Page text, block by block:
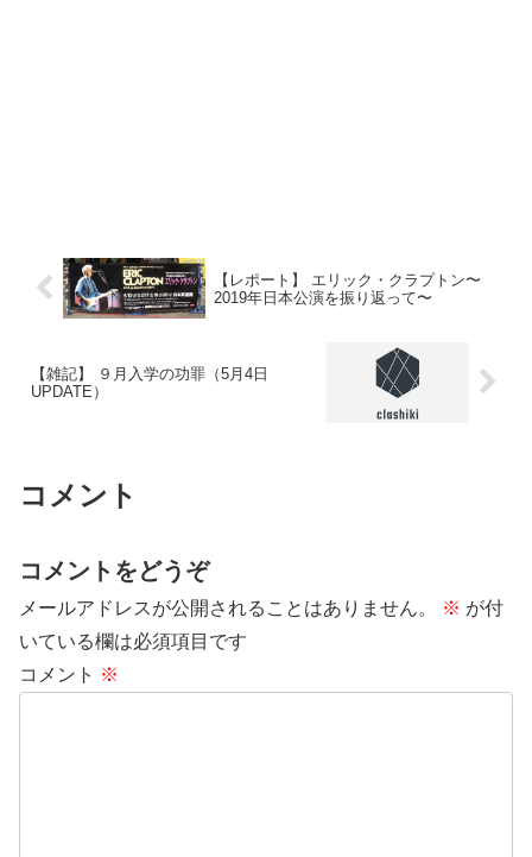
【レポート】 エリック・クラプトン〜
2019年日本公演を振り返って〜
【雑記】 ９月入学の功罪（5月4日
UPDATE）
コメント
コメントをどうぞ
メールアドレスが公開されることはありません。 ※ が付
いている欄は必須項目です
コメント ※